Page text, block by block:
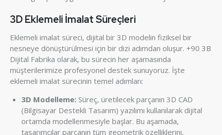
3D Eklemeli İmalat Süreçleri
Eklemeli imalat süreci, dijital bir 3D modelin fiziksel bir
nesneye dönüştürülmesi için bir dizi adımdan oluşur. +90 3B
Dijital Fabrika olarak, bu sürecin her aşamasında
müşterilerimize profesyonel destek sunuyoruz. İşte
eklemeli imalat sürecinin temel adımları:
3D Modelleme: Süreç, üretilecek parçanın 3D CAD
(Bilgisayar Destekli Tasarım) yazılımı kullanılarak dijital
ortamda modellenmesiyle başlar. Bu aşamada,
tasarımcılar parçanın tüm geometrik özelliklerini,